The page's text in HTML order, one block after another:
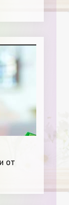
от